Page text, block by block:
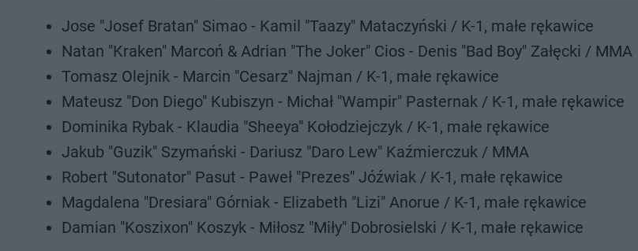
Jose "Josef Bratan" Simao - Kamil "Taazy" Mataczyński / K-1, małe rękawice
Natan "Kraken" Marcoń & Adrian "The Joker" Cios - Denis "Bad Boy" Załęcki / MMA
Tomasz Olejnik - Marcin "Cesarz" Najman / K-1, małe rękawice
Mateusz "Don Diego" Kubiszyn - Michał "Wampir" Pasternak / K-1, małe rękawice
Dominika Rybak - Klaudia "Sheeya" Kołodziejczyk / K-1, małe rękawice
Jakub "Guzik" Szymański - Dariusz "Daro Lew" Kaźmierczuk / MMA
Robert "Sutonator" Pasut - Paweł "Prezes" Jóźwiak / K-1, małe rękawice
Magdalena "Dresiara" Górniak - Elizabeth "Lizi" Anorue / K-1, małe rękawice
Damian "Koszixon" Koszyk - Miłosz "Miły" Dobrosielski / K-1, małe rękawice